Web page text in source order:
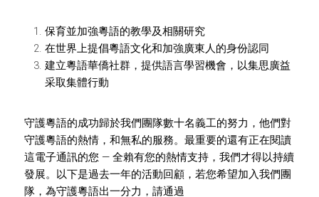
保育並加強粵語的教學及相關研究
在世界上提倡粵語文化和加強廣東人的身份認同
建立粵語華僑社群，提供語言學習機會，以集思廣益
采取集體行動
守護粵語的成功歸於我們團隊數十名義工的努力，他們對
守護粵語的熱情，和無私的服務。最重要的還有正在閱讀
這電子通訊的您 — 全賴有您的熱情支持，我們才得以持續
發展。以下是過去一年的活動回顧，若您希望加入我們團